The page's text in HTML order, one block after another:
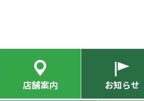
店舗案内 お知らせ